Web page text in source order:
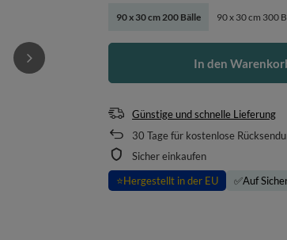
90 x 30 cm 200 Bälle 90 x 30 cm 300
In den
Günstige und schnelle Lieferung
30 Tage für kostenlose
Sicher einkaufen
⭐Hergestellt in der EU ✅Auf